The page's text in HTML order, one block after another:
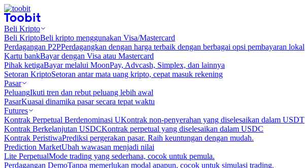
Beli Kripto
Beli KriptoBeli kripto menggunakan Visa/Mastercard
Perdagangan P2PPerdagangkan dengan harga terbaik dengan berbagai opsi pembayaran lokal
Kartu bankBayar dengan Visa atau Mastercard
Pihak ketigaBayar melalui MoonPay, Advcash, Simplex, dan lainnya
Setoran KriptoSetoran antar mata uang kripto, cepat masuk rekening
Pasar
PeluangIkuti tren dan rebut peluang lebih awal
PasarKuasai dinamika pasar secara tepat waktu
Futures
Kontrak Perpetual Berdenominasi UKontrak non-penyerahan yang diselesaikan dalam USDT
Kontrak Berkelanjutan USDCKontrak perpetual yang diselesaikan dalam USDC
Kontrak PeristiwaPrediksi pergerakan pasar. Raih keuntungan dengan mudah.
Prediction MarketUbah wawasan menjadi nilai
Lite PerpetualMode trading yang sederhana, cocok untuk pemula.
Perdagangan DemoTanpa memerlukan modal apapun, cocok untuk simulasi trading.